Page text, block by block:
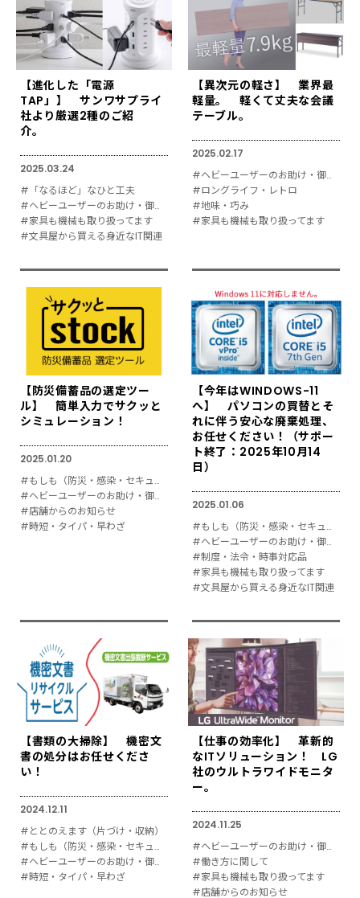
【進化した「電源
TAP」】 サンワサプライ
社より厳選2種のご紹
介。
2025.03.24
#「なるほど」なひと工夫
#ヘビーユーザーのお助け・御用達
#家具も機械も取り扱ってます
#文具屋から買える身近なIT関連
【異次元の軽さ】 業界最
軽量。 軽くて丈夫な会議
テーブル。
2025.02.17
#ヘビーユーザーのお助け・御用達
#ロングライフ・レトロ
#地味・巧み
#家具も機械も取り扱ってます
【防災備蓄品の選定ツー
ル】 簡単入力でサクッと
シミュレーション！
2025.01.20
#もしも（防災・感染・セキュリティ対策）
#ヘビーユーザーのお助け・御用達
#店舗からのお知らせ
#時短・タイパ・早わざ
【今年はWINDOWS-11
へ】 パソコンの買替とそ
れに伴う安心な廃棄処理、
お任せください！（サポー
ト終了：2025年10月14
日）
2025.01.06
#もしも（防災・感染・セキュリティ対策）
#ヘビーユーザーのお助け・御用達
#制度・法令・時事対応品
#家具も機械も取り扱ってます
#文具屋から買える身近なIT関連
【書類の大掃除】 機密文
書の処分はお任せくださ
い！
2024.12.11
#ととのえます（片づけ・収納）
#もしも（防災・感染・セキュリティ対策）
#ヘビーユーザーのお助け・御用達
#時短・タイパ・早わざ
【仕事の効率化】 革新的
なITソリューション！ LG
社のウルトラワイドモニタ
ー。
2024.11.25
#ヘビーユーザーのお助け・御用達
#働き方に関して
#家具も機械も取り扱ってます
#店舗からのお知らせ